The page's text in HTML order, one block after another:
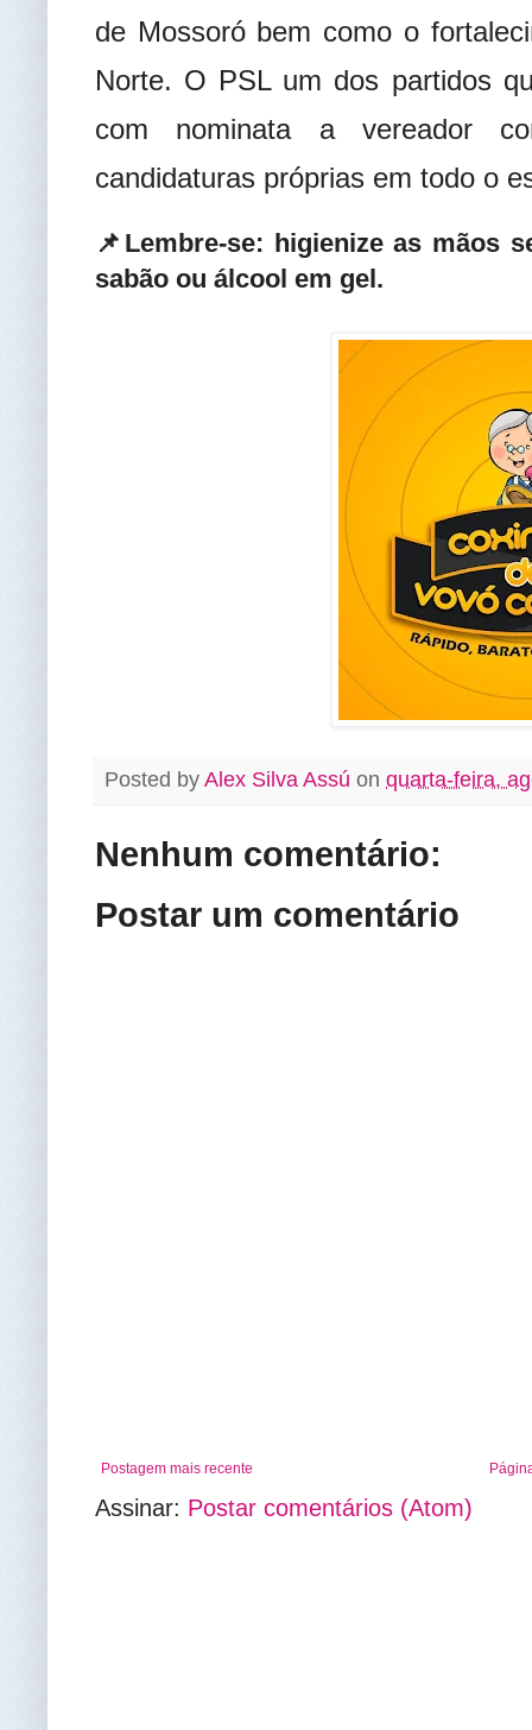
de Mossoró bem como o
Norte. O PSL um dos partidos
com nominata a vereador
candidaturas próprias em todo o
📌Lembre-se: higienize as mãos
sabão ou álcool em gel.
Posted by Alex Silva Assú on quarta-feira,
Nenhum comentário:
Postar um comentário
Postagem mais recente
Assinar: Postar comentários (Atom)